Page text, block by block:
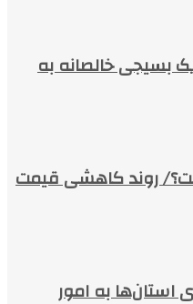
بسیجی خالصانه به
روند کاهشی قیمت
استان‌ها به امور